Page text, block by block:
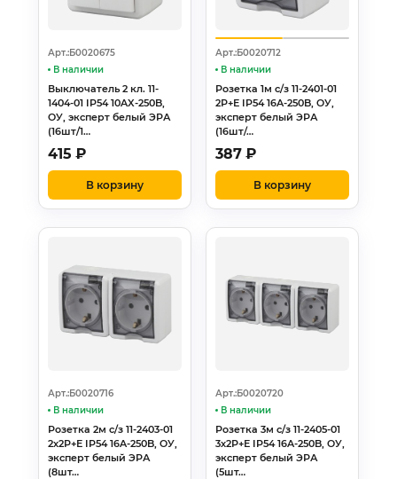
Арт.:Б0020675
В наличии
Выключатель 2 кл. 11-
1404-01 IP54 10AX-250B,
ОУ, эксперт белый ЭРА
(16шт/1…
415 ₽
В корзину
Арт.:Б0020712
В наличии
Розетка 1м с/з 11-2401-01
2Р+Е IP54 16A-250B, ОУ,
эксперт белый ЭРА
(16шт/…
387 ₽
В корзину
Арт.:Б0020716
В наличии
Розетка 2м с/з 11-2403-01
2х2Р+Е IP54 16A-250B, ОУ,
эксперт белый ЭРА
(8шт…
Арт.:Б0020720
В наличии
Розетка 3м с/з 11-2405-01
3х2Р+Е IP54 16A-250B, ОУ,
эксперт белый ЭРА
(5шт…